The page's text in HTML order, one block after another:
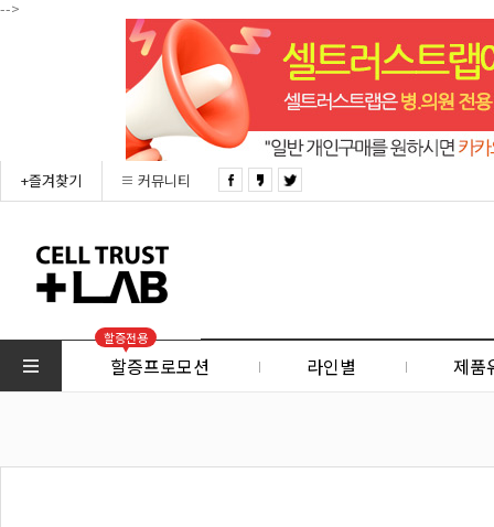
-->
+즐겨찾기 커뮤니티
할증전용
할증프로모션 라인별 제품